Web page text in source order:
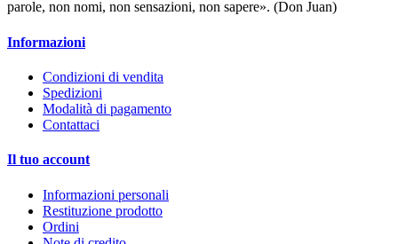
parole, non nomi, non sensazioni, non sapere». (Don Juan)
Informazioni
Condizioni di vendita
Spedizioni
Modalità di pagamento
Contattaci
Il tuo account
Informazioni personali
Restituzione prodotto
Ordini